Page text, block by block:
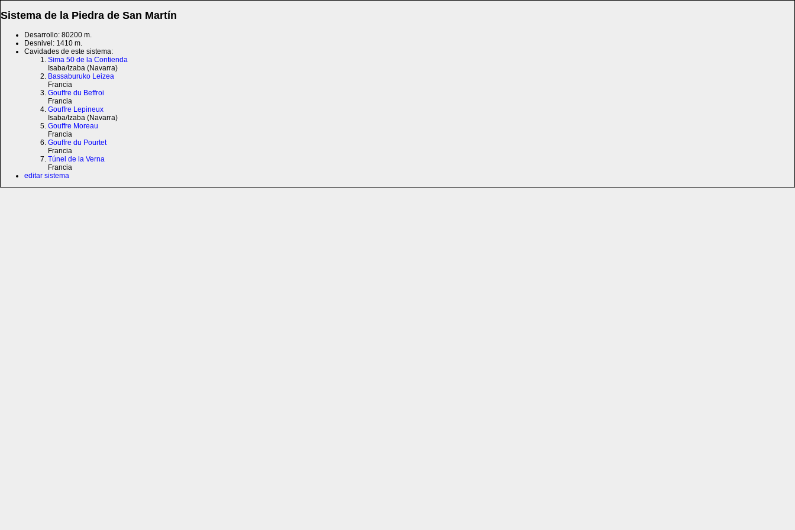
Sistema de la Piedra de San Martín
Desarrollo: 80200 m.
Desnivel: 1410 m.
Cavidades de este sistema:
Sima 50 de la Contienda
Isaba/Izaba (Navarra)
Bassaburuko Leizea
Francia
Gouffre du Beffroi
Francia
Gouffre Lepineux
Isaba/Izaba (Navarra)
Gouffre Moreau
Francia
Gouffre du Pourtet
Francia
Túnel de la Verna
Francia
editar sistema